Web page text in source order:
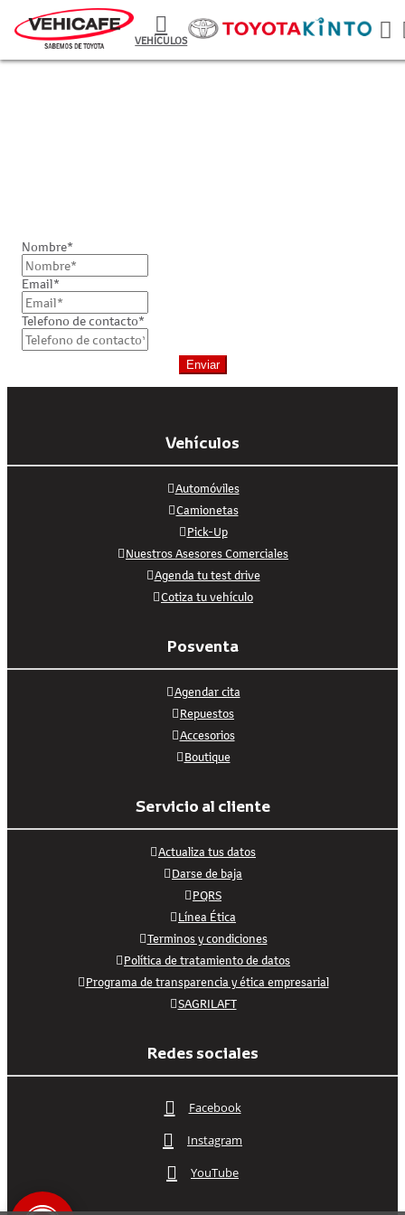
VEHÍCULOS
Nombre*
Email*
Telefono de contacto*
Enviar
Vehículos
Automóviles
Camionetas
Pick-Up
Nuestros Asesores Comerciales
Agenda tu test drive
Cotiza tu vehículo
Posventa
Agendar cita
Repuestos
Accesorios
Boutique
Servicio al cliente
Actualiza tus datos
Darse de baja
PQRS
Línea Ética
Terminos y condiciones
Política de tratamiento de datos
Programa de transparencia y ética empresarial
SAGRILAFT
Redes sociales
Facebook
Instagram
YouTube